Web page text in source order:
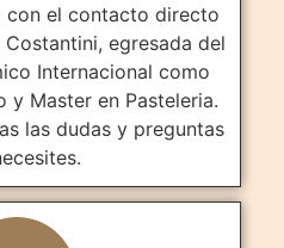
con el contacto directo
egresada del
Internacional como
y Master en Pasteleria.
las dudas y preguntas